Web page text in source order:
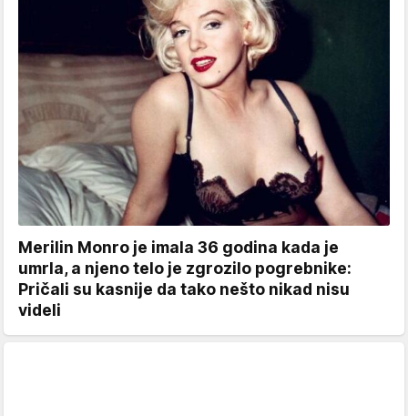
Merilin Monro je imala 36 godina kada je
umrla, a njeno telo je zgrozilo pogrebnike:
Pričali su kasnije da tako nešto nikad nisu
videli